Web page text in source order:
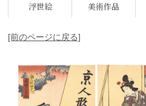
浮世絵 美術作品
[前のページに戻る]